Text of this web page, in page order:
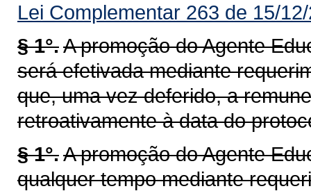
Lei Complementar 263 de 15/
§ 1°.A promoção do Agente
será efetivada mediante
que, uma vez deferido, a
retroativamente à data do
§ 1°.A promoção do Agente
qualquer tempo mediante